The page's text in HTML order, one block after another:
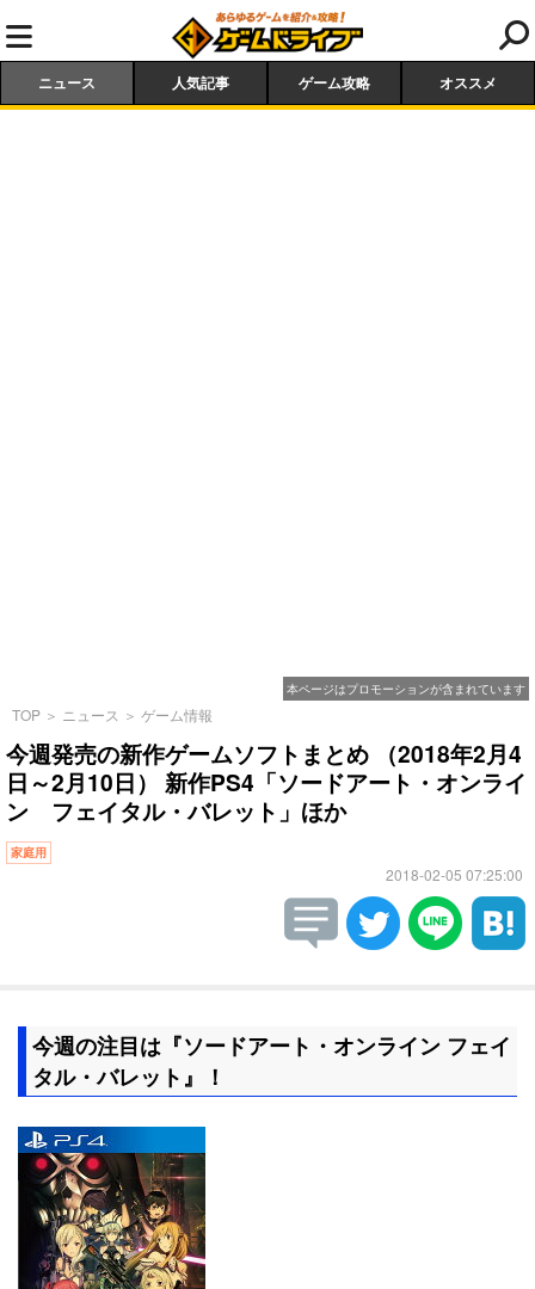
ニュース 人気記事 ゲーム攻略 オススメ
本ページはプロモーションが含まれています
TOP ＞ ニュース ＞ ゲーム情報
今週発売の新作ゲームソフトまとめ （2018年2月4
日～2月10日） 新作PS4「ソードアート・オンライ
ン フェイタル・バレット」ほか
家庭用
2018-02-05 07:25:00
今週の注目は『ソードアート・オンライン フェイ
タル・バレット』！